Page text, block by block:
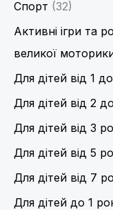
Спорт (32)
Активні ігри та
великої
Для дітей від 1
Для дітей від 2
Для дітей від 3
Для дітей від 5
Для дітей від 7
Для дітей до 1